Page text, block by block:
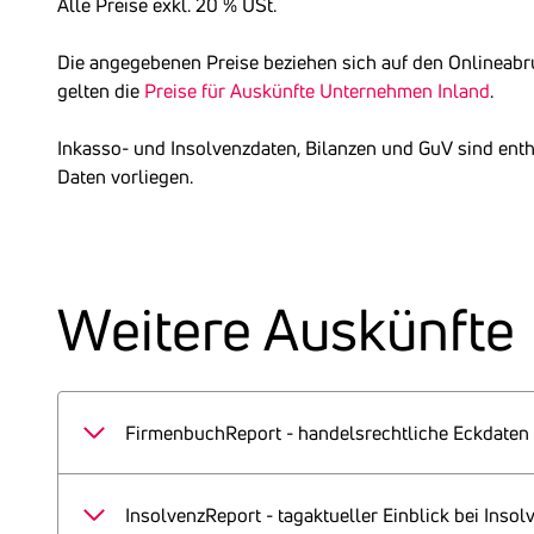
Alle Preise exkl. 20 % USt.
Die angegebenen Preise beziehen sich auf den
gelten die Preise für Auskünfte Unternehmen Inland.
Inkasso- und Insolvenzdaten, Bilanzen und GuV sind
Daten vorliegen.
Weitere Auskünfte
FirmenbuchReport - handelsrechtliche Eckdaten
Auf Basis der Original-Firmenbuchdatenliefert
handelsrechtlichen Informationen der Gegenwart
InsolvenzReport - tagaktueller Einblick bei